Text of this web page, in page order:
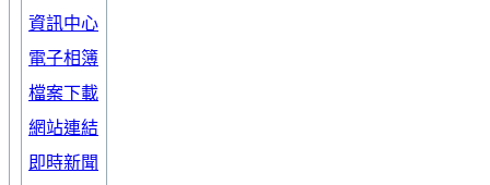
資訊中心
電子相簿
檔案下載
網站連結
即時新聞